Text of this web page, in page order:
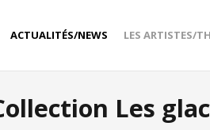
ACTUALITÉS/NEWS LES ARTISTES/
Les